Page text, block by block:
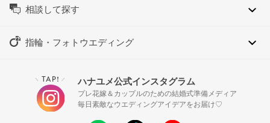
相談して探す
指輪・フォトウエディング
＼ TAP! ／ ハナユメ公式インスタグラム
プレ花嫁＆カップルのための結婚式準備メディア
毎日素敵なウエディングアイデアをお届け♡